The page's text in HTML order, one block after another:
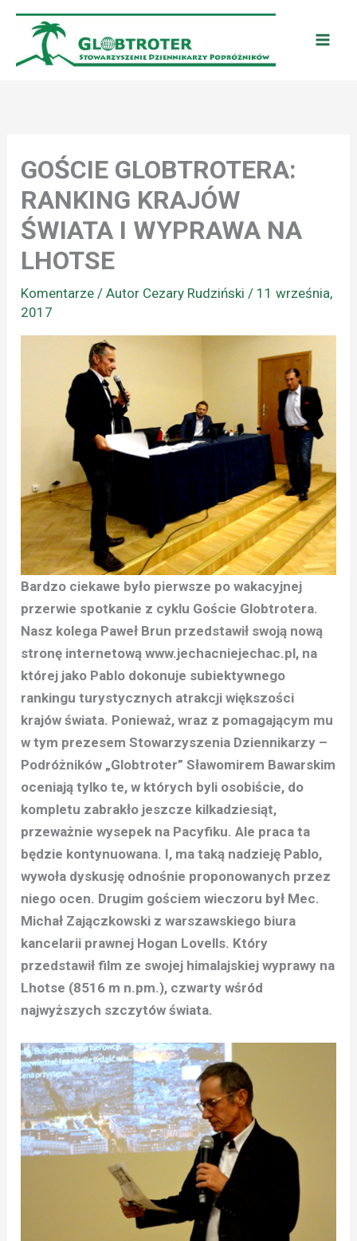
Przejdź
treści
GOŚCIE GLOBTROTERA:
RANKING KRAJÓW
ŚWIATA I WYPRAWA NA
LHOTSE
Komentarze / Autor Cezary Rudziński/ 11 września,
2017
Bardzo ciekawe było pierwsze po wakacyjnej
przerwie spotkanie z cyklu Goście Globtrotera.
Nasz kolega Paweł Brun przedstawił swoją nową
stronę internetową www.jechacniejechac.pl, na
której jako Pablo dokonuje subiektywnego
rankingu turystycznych atrakcji większości
krajów świata. Ponieważ, wraz z pomagającym mu
w tym prezesem Stowarzyszenia Dziennikarzy –
Podróżników „Globtroter” Sławomirem Bawarskim
oceniają tylko te, w których byli osobiście, do
kompletu zabrakło jeszcze kilkadziesiąt,
przeważnie wysepek na Pacyfiku. Ale praca ta
będzie kontynuowana. I, ma taką nadzieję Pablo,
wywoła dyskusję odnośnie proponowanych przez
niego ocen. Drugim gościem wieczoru był Mec.
Michał Zajączkowski z warszawskiego biura
kancelarii prawnej Hogan Lovells. Który
przedstawił film ze swojej himalajskiej wyprawy na
Lhotse (8516 m n.pm.), czwarty wśród
najwyższych szczytów świata.